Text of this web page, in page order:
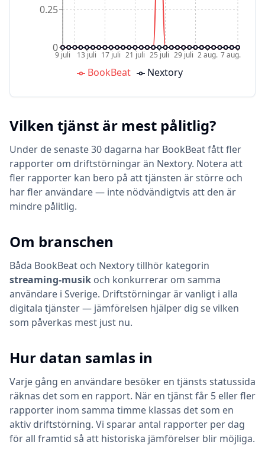
9 juli 13 juli 17 juli 21 juli 25 juli 29 juli 2 aug. 7 aug.
0
0.25
BookBeat Nextory
Vilken tjänst är mest pålitlig?
Under de senaste 30 dagarna har BookBeat fått fler
rapporter om driftstörningar än Nextory. Notera att
fler rapporter kan bero på att tjänsten är större och
har fler användare — inte nödvändigtvis att den är
mindre pålitlig.
Om branschen
Båda BookBeat och Nextorytillhör kategorin
streaming-musik och konkurrerar om samma
användare i Sverige. Driftstörningar är vanligt i alla
digitala tjänster — jämförelsen hjälper dig se vilken
som påverkas mest just nu.
Hur datan samlas in
Varje gång en användare besöker en tjänsts statussida
räknas det som en rapport. När en tjänst får 5 eller fler
rapporter inom samma timme klassas det som en
aktiv driftstörning. Vi sparar antal rapporter per dag
för all framtid så att historiska jämförelser blir möjliga.